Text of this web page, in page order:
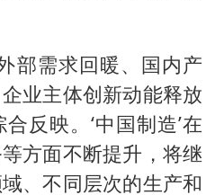
部需求回暖、国内产
业主体创新动能释放
反映。‘中国制造’在
方面不断提升，将继
、不同层次的生产和